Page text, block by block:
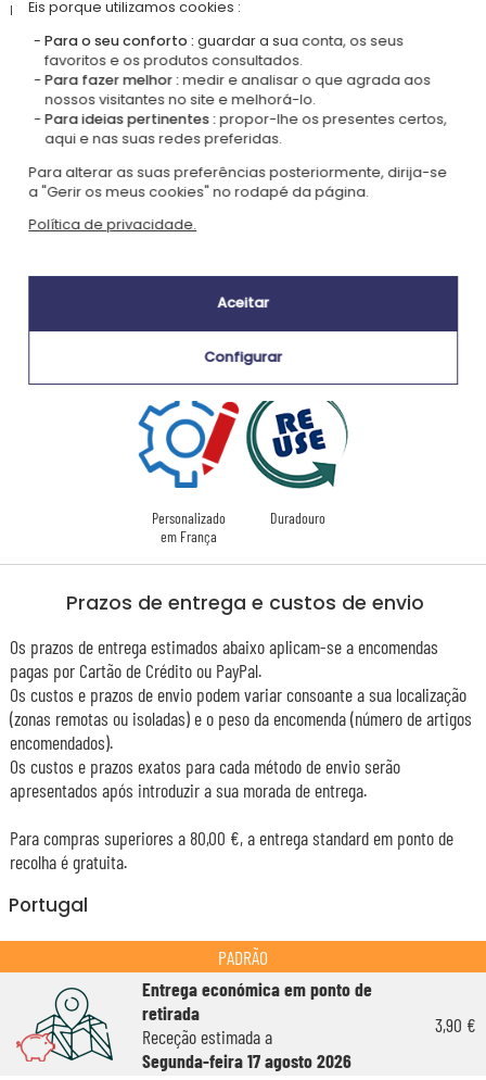
Nossa empresa Kadocom é:
Ecovadis Silver
Global Compact
Nossa abordagem RSE Glossário de rótulos
Este presente é
Personalizado
em França
Duradouro
motivos... ou por que não outro design para completar a coleção!
Prazos de entrega e custos de envio
Os prazos de entrega estimados abaixo aplicam-se a encomendas
pagas por Cartão de Crédito ou PayPal.
Os custos e prazos de envio podem variar consoante a sua localização
(zonas remotas ou isoladas) e o peso da encomenda (número de artigos
encomendados).
Os custos e prazos exatos para cada método de envio serão
apresentados após introduzir a sua morada de entrega.
Para compras superiores a 80,00 €, a entrega standard em ponto de
recolha é gratuita.
Portugal
PADRÃO
Entrega económica em ponto de
retirada
Receção estimada a
Segunda-feira 17 agosto 2026
3,90 €
Eis porque utilizamos cookies :
Para o seu conforto : guardar a sua conta, os seus
favoritos e os produtos consultados.
Para fazer melhor :medir e analisar o que agrada aos
nossos visitantes no site e melhorá-lo.
Para ideias pertinentes :propor-lhe os presentes certos,
aqui e nas suas redes preferidas.
Para alterar as suas preferências posteriormente, dirija-se
a "Gerir os meus cookies" no rodapé da página.
Política de privacidade.
Aceitar
Configurar